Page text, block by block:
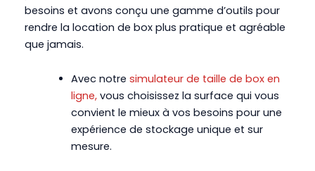
besoins et avons conçu une gamme d’outils pour
rendre la location de box plus pratique et agréable
que jamais.
Avec notre simulateur de taille de box en
ligne,vous choisissez la surface qui vous
convient le mieux à vos besoins pour une
expérience de stockage unique et sur
mesure.